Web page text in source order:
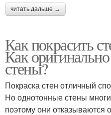
читать дальше →
Как покрасить
Как
стены?
Покраска стен отличный
Но однотонные стены
поэтому они отказываются